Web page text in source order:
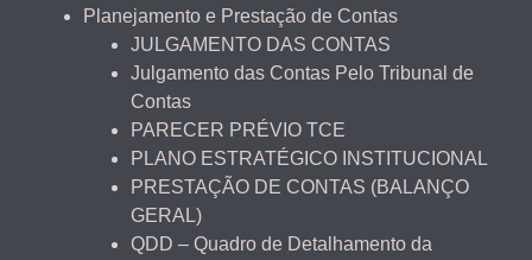
Planejamento e Prestação de Contas
JULGAMENTO DAS CONTAS
Julgamento das Contas Pelo Tribunal de
Contas
PARECER PRÉVIO TCE
PLANO ESTRATÉGICO INSTITUCIONAL
PRESTAÇÃO DE CONTAS (BALANÇO
GERAL)
QDD – Quadro de Detalhamento da